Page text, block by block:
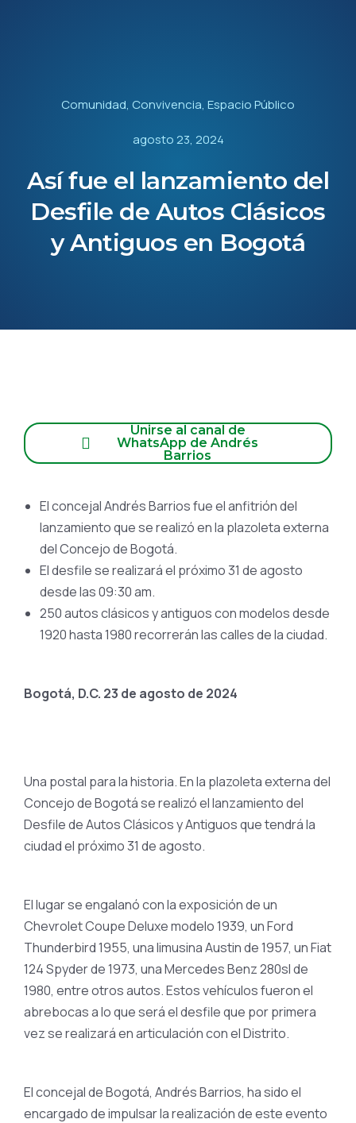
Comunidad, Convivencia, Espacio Público
agosto 23, 2024
Así fue el lanzamiento del
Desfile de Autos Clásicos
y Antiguos en Bogotá
Unirse al canal de
WhatsApp de Andrés
Barrios
El concejal Andrés Barrios fue el anfitrión del
lanzamiento que se realizó en la plazoleta externa
del Concejo de Bogotá.
El desfile se realizará el próximo 31 de agosto
desde las 09:30 am.
250 autos clásicos y antiguos con modelos desde
1920 hasta 1980 recorrerán las calles de la ciudad.
Bogotá, D.C. 23 de agosto de 2024
Una postal para la historia. En la plazoleta externa del
Concejo de Bogotá se realizó el lanzamiento del
Desfile de Autos Clásicos y Antiguos que tendrá la
ciudad el próximo 31 de agosto.
El lugar se engalanó con la exposición de un
Chevrolet Coupe Deluxe modelo 1939, un Ford
Thunderbird 1955, una limusina Austin de 1957, un Fiat
124 Spyder de 1973, una Mercedes Benz 280sl de
1980, entre otros autos. Estos vehículos fueron el
abrebocas a lo que será el desfile que por primera
vez se realizará en articulación con el Distrito.
El concejal de Bogotá, Andrés Barrios, ha sido el
encargado de impulsar la realización de este evento